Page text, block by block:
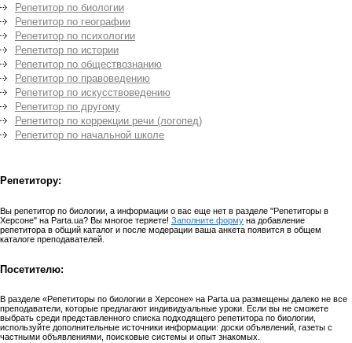
Репетитор по биологии
Репетитор по географии
Репетитор по психологии
Репетитор по истории
Репетитор по обществознанию
Репетитор по правоведению
Репетитор по искусствоведению
Репетитор по другому
Репетитор по коррекции речи (логопед)
Репетитор по начальной школе
Репетитору:
Вы репетитор по биологии, а информации о вас еще нет в разделе "Репетиторы в
Херсоне" на Parta.ua? Вы многое теряете! Заполните форму на добавление
репетитора в общий каталог и после модерации ваша анкета появится в общем
каталоге преподавателей.
Посетителю:
В разделе «Репетиторы по биологии в Херсоне» на Parta.ua размещены далеко не все
преподаватели, которые предлагают индивидуальные уроки. Если вы не сможете
выбрать среди представленного списка подходящего репетитора по биологии,
используйте дополнительные источники информации: доски объявлений, газеты с
частными объявлениями, поисковые системы и опыт знакомых.